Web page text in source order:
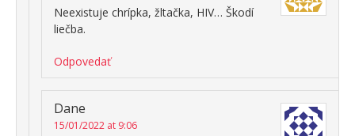
Neexistuje chrípka, žltačka, HIV… Škodí
liečba.
Odpovedať
Dane
15/01/2022 at 9:06